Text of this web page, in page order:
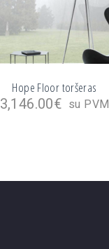
Hope Floor toršeras
3,146.00€ su PVM